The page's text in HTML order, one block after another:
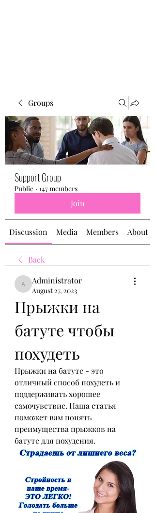
Groups
Support Group
Public · 147 members
Join
Discussion Media Members About
Back
Administrator
Administrator
August 27, 2023
Прыжки на
батуте чтобы
похудеть
Прыжки на батуте - это
отличный способ похудеть и
поддерживать хорошее
самочувствие. Наша статья
поможет вам понять
преимущества прыжков на
батуте для похудения.